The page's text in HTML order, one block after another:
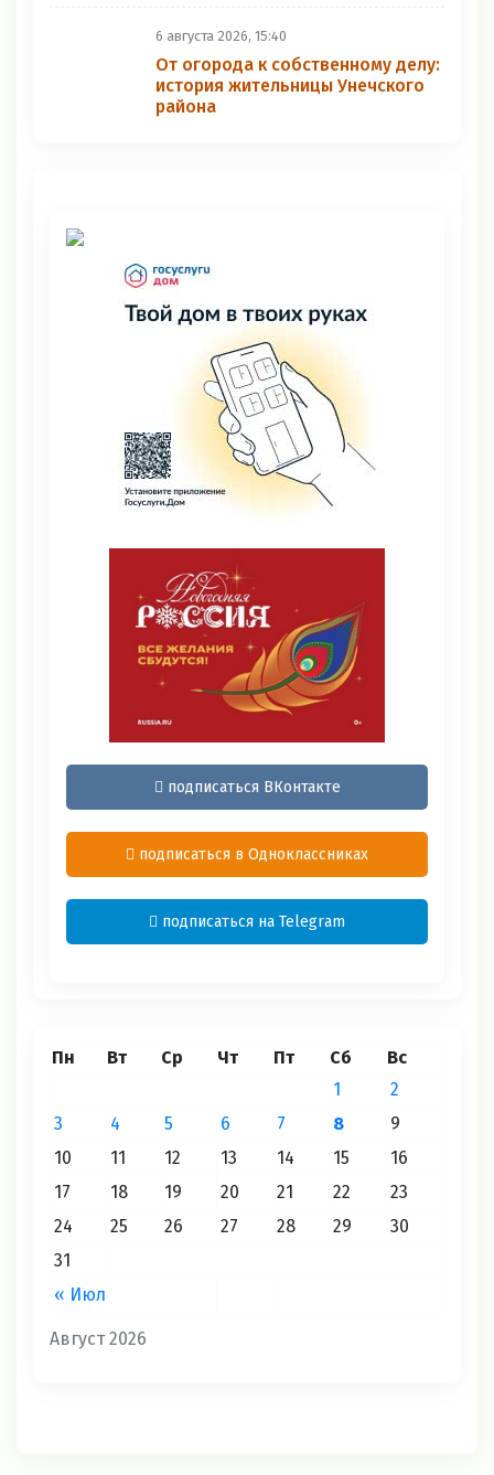
6 августа 2026, 15:40
От огорода к собственному делу:
история жительницы Унечского
района
подписаться ВКонтакте
подписаться в Одноклассниках
подписаться на Telegram
Август 2026
Пн Вт Ср Чт Пт Сб Вс
« Июл
1
2
3
4 5 6 7 8
9
10
11 12 13 14 15
16
17
18 19 20 21 22
23
24
25 26 27 28 29
30
31